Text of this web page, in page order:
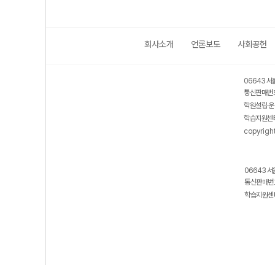
회사소개 언론보도 사회공헌
06643 서
통신판매
학원설립·
학습지원
06643 서
통신판매
학습지원